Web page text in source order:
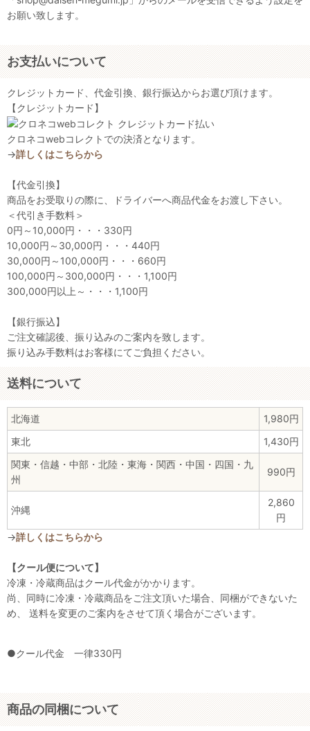
お願い致します。
お支払いについて
クレジットカード、代金引換、銀行振込からお選び頂けます。
【クレジットカード】
クロネコwebコレクトでの決済となります。
→詳しくはこちらから
【代金引換】
商品をお受取りの際に、ドライバーへ商品代金をお渡し下さい。
＜代引き手数料＞
0円～10,000円・・・330円
10,000円～30,000円・・・440円
30,000円～100,000円・・・660円
100,000円～300,000円・・・1,100円
300,000円以上～・・・1,100円
【銀行振込】
ご注文確認後、振り込みのご案内を致します。
振り込み手数料はお客様にてご負担ください。
送料について
北海道
1,980円
東北
1,430円
関東・信越・中部・北陸・東海・関西・中国・四国・九
州
990円
沖縄
2,860
円
→詳しくはこちらから
【クール便について】
冷凍・冷蔵商品はクール代金がかかります。
尚、同時に冷凍・冷蔵商品をご注文頂いた場合、同梱ができないた
め、 送料を変更のご案内をさせて頂く場合がございます。
●クール代金 一律330円
商品の同梱について